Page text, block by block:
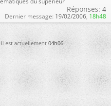
Réponses: 4
Dernier message: 19/02/2006, 18h48
Il est actuellement04h06.